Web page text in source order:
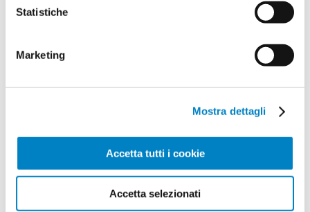
Statistiche
Marketing
Mostra dettagli
Accetta tutti i cookie
Accetta selezionati
Riepilogo ordine:
Quantità:
100
Tempi di consegna:10 gg lavorativi